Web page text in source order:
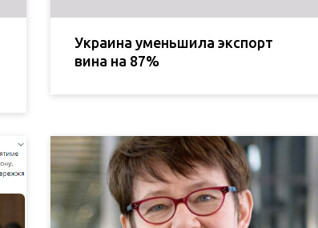
Украина уменьшила экспорт
вина на 87%